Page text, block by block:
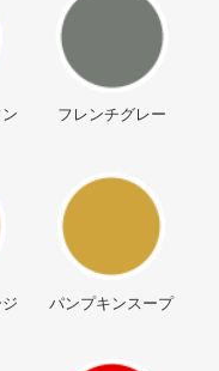
フレンチグレー
パンプキンスープ